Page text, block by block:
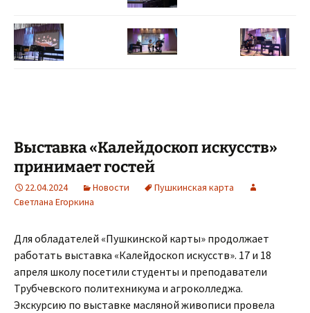
Выставка «Калейдоскоп искусств»
принимает гостей
22.04.2024 Новости
Пушкинская карта
Светлана Егоркина
Для обладателей «Пушкинской карты» продолжает
работать выставка «Калейдоскоп искусств». 17 и 18
апреля школу посетили студенты и преподаватели
Трубчевского политехникума и агроколледжа.
Экскурсию по выставке масляной живописи провела